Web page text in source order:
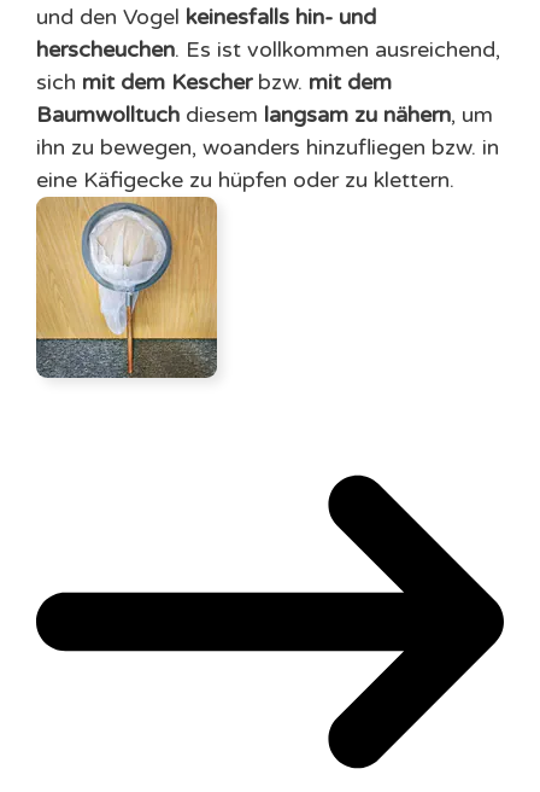
und den Vogel keinesfalls hin- und
herscheuchen. Es ist vollkommen ausreichend,
sich mit dem Kescherbzw. mit dem
Baumwolltuch diesem langsam zu nähern, um
ihn zu bewegen, woanders hinzufliegen bzw. in
eine Käfigecke zu hüpfen oder zu klettern.